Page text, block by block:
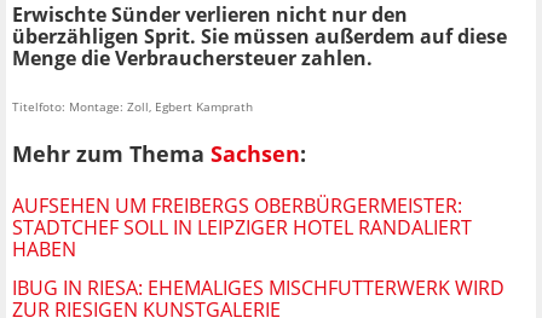
Erwischte Sünder verlieren nicht nur den
überzähligen Sprit. Sie müssen außerdem auf diese
Menge die Verbrauchersteuer zahlen.
Titelfoto: Montage: Zoll, Egbert Kamprath
Mehr zum Thema Sachsen:
AUFSEHEN UM FREIBERGS OBERBÜRGERMEISTER:
STADTCHEF SOLL IN LEIPZIGER HOTEL RANDALIERT
HABEN
IBUG IN RIESA: EHEMALIGES MISCHFUTTERWERK WIRD
ZUR RIESIGEN KUNSTGALERIE